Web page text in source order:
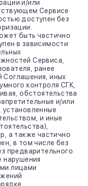
и/или
Сервисе
доступен без
быть частично
в зависимости
Сервиса,
ранее
Соглашения, иных
контроля СГК,
обстоятельства
и/или
установленные
и иные
а также частично
в том числе без
предварительного
нарушения
лицами